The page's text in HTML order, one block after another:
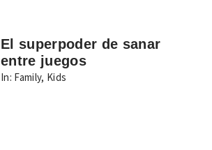
El superpoder de sanar
entre juegos
In: Family, Kids